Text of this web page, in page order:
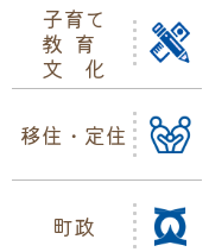
子育て
教育
文化
移住・定住
町政